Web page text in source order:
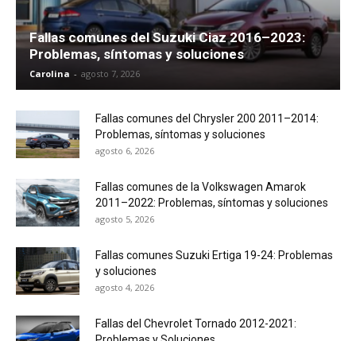
Fallas comunes del Suzuki Ciaz 2016–2023:
Problemas, síntomas y soluciones
Carolina - agosto 7, 2026
Fallas comunes del Chrysler 200 2011–2014:
Problemas, síntomas y soluciones
agosto 6, 2026
Fallas comunes de la Volkswagen Amarok
2011–2022: Problemas, síntomas y soluciones
agosto 5, 2026
Fallas comunes Suzuki Ertiga 19-24: Problemas
y soluciones
agosto 4, 2026
Fallas del Chevrolet Tornado 2012-2021: